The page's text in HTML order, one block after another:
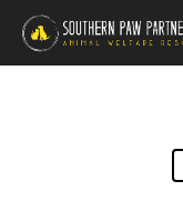
Skip
main